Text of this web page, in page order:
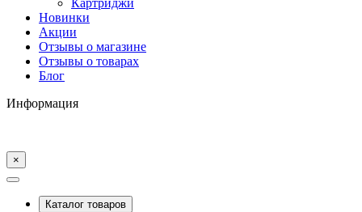
Картриджи
Новинки
Акции
Отзывы о магазине
Отзывы о товарах
Блог
Информация
×
Каталог товаров